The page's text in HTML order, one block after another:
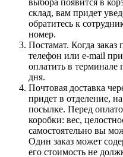
склад, вам придет
обратитесь к
номер.
Постамат. Когда
телефон или e-mail
оплатить в
дня.
Почтовая доставка
придет в отделение,
посылке. Перед
коробки: вес,
самостоятельно вы
Один заказ может
его стоимость не